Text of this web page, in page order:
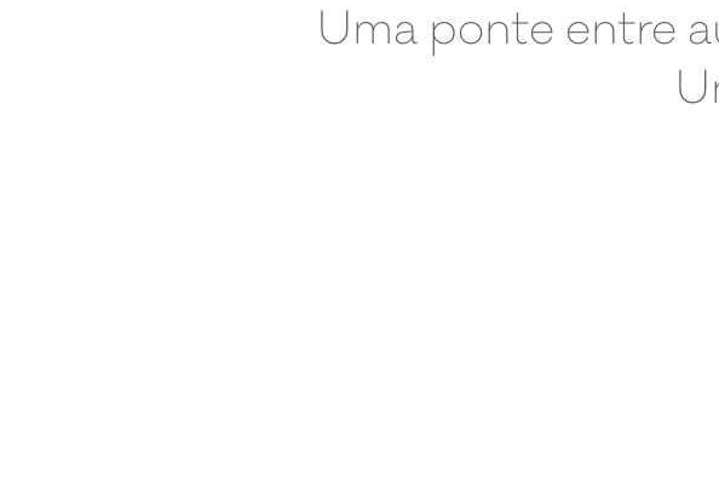
Uma ponte entre